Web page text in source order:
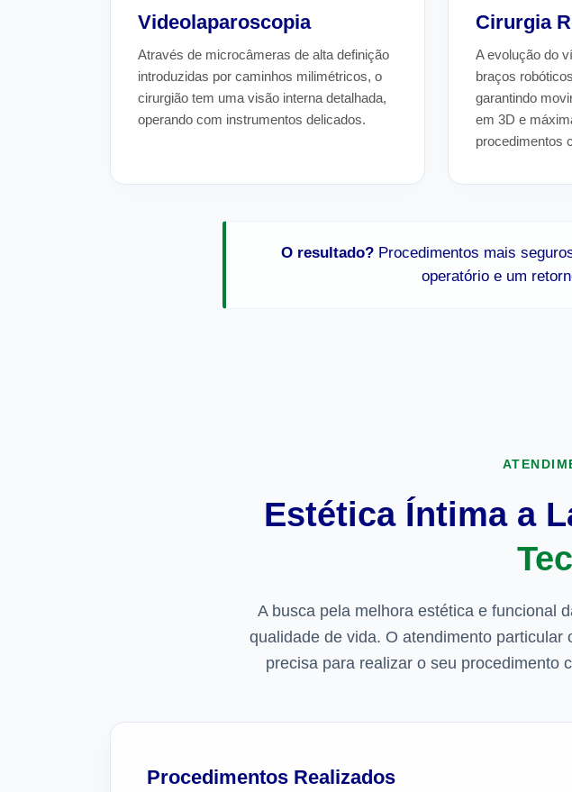
Videolaparoscopia
Através de microcâmeras de alta definição
introduzidas por caminhos milimétricos, o
cirurgião tem uma visão interna detalhada,
operando com instrumentos delicados.
Cirurgia
A evolução do
braços
garantindo
em 3D e
procedimentos
O resultado?Procedimentos mais
operatório e um
Estética Íntima a
A busca pela melhora estética e funcional
qualidade de vida. O atendimento
precisa para realizar o seu procedimento
Procedimentos Realizados